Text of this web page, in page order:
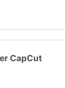
CapCut